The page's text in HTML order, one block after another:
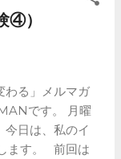
ほどのことが
を聞くと、 なん
気持ちを考えて
⇒これより先は
ルマガの前半部
文は是非メル
④）
わる」メルマガ
です。 月曜
日は、私のイ
ます。 前回は